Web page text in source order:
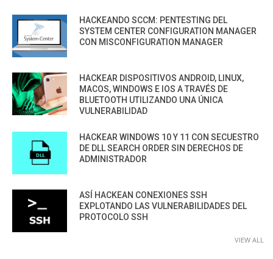
HACKEANDO SCCM: PENTESTING DEL
SYSTEM CENTER CONFIGURATION MANAGER
CON MISCONFIGURATION MANAGER
HACKEAR DISPOSITIVOS ANDROID, LINUX,
MACOS, WINDOWS E IOS A TRAVÉS DE
BLUETOOTH UTILIZANDO UNA ÚNICA
VULNERABILIDAD
HACKEAR WINDOWS 10 Y 11 CON SECUESTRO
DE DLL SEARCH ORDER SIN DERECHOS DE
ADMINISTRADOR
ASÍ HACKEAN CONEXIONES SSH
EXPLOTANDO LAS VULNERABILIDADES DEL
PROTOCOLO SSH
VIEW ALL